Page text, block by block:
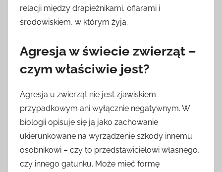
relacji między drapieżnikami, ofiarami i
środowiskiem, w którym żyją.
Agresja w świecie zwierząt –
czym właściwie jest?
Agresja u zwierząt nie jest zjawiskiem
przypadkowym ani wyłącznie negatywnym. W
biologii opisuje się ją jako zachowanie
ukierunkowane na wyrządzenie szkody innemu
osobnikowi – czy to przedstawicielowi własnego,
czy innego gatunku. Może mieć formę